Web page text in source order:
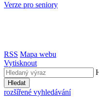
Verze pro seniory
RSS Mapa webu
Vytisknout
Hledat
rozšířené vyhledávání